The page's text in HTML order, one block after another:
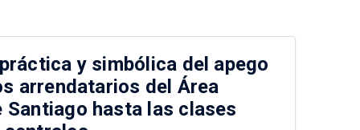
y simbólica del apego
arrendatarios del Área
hasta las clases